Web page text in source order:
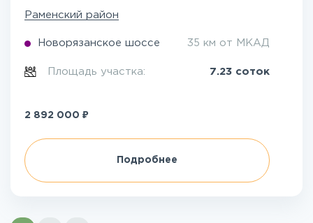
Раменский район
Новорязанское шоссе 35 км от МКАД
Площадь участка: 7.23 соток
2 892 000 ₽
Подробнее